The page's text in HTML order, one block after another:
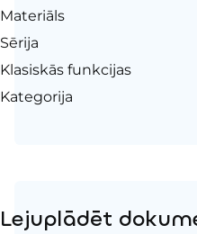
Materiāls
Sērija
Klasiskās funkcijas
Kategorija
Lejuplādēt